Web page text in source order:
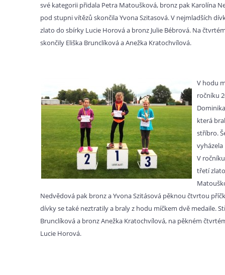
své kategorii přidala Petra Matoušková, bronz pak Karolína
pod stupni vítězů skončila Yvona Szitasová. V nejmladších
zlato do sbírky Lucie Horová a bronz Julie Bébrová. Na
skončily Eliška Brunclíková a Anežka Kratochvílová.
V hodu
ročníku
která
stříbro.
vyházela
V
třetí
Nedvědová pak bronz a Yvona Szitásová pěknou čtvrtou
dívky se také neztratily a braly z hodu míčkem dvě medaile.
Brunclíková a bronz Anežka Kratochvílová, na pěkném
Lucie Horová.